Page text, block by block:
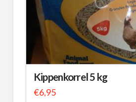
Kippenkorrel 5 kg
€6,95